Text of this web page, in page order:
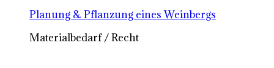
Planung & Pflanzung eines Weinbergs
Materialbedarf / Recht